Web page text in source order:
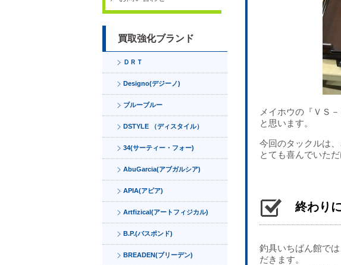
メイホウの『ＶＳ
と思います。
今回のタックルは
とても喜んでいた
終わり
釣具いちばん館で
だきます。
買取強化ブランド
ＤＲＴ
Designo(デジーノ)
ブルーブルー
DSTYLE （ディスタイル）
34(サーティー・フォー)
AbuGarcia(アブガルシア)
APIA(アピア)
Artfizical(アートフィジカル)
B.P.(バスポンド)
BREADEN(ブリーデン)